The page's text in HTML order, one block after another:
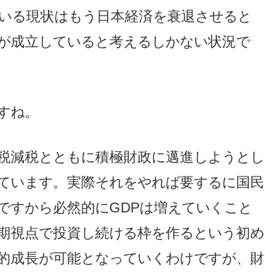
る現状はもう日本経済を衰退させると
成立していると考えるしかない状況で
ね。
減税とともに積極財政に邁進しようとし
います。実際それをやれば要するに国民
すから必然的にGDPは増えていくこと
視点で投資し続ける枠を作るという初め
成長が可能となっていくわけですが、財